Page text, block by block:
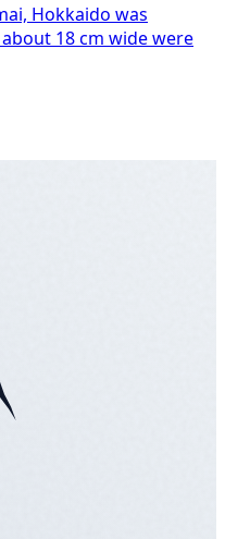
Hokkaido was
18 cm wide were